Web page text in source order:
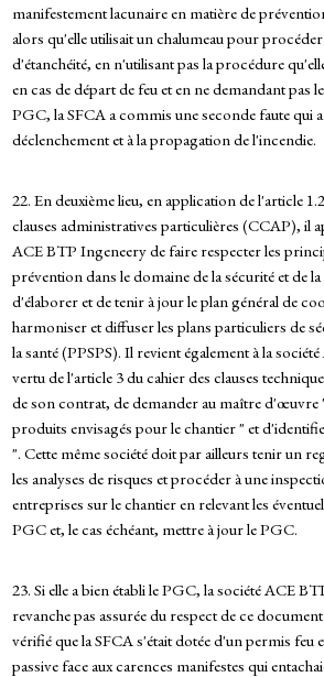
manifestement lacunaire en matière de
alors qu'elle utilisait un chalumeau pour procéder
d'étanchéité, en n'utilisant pas la procédure
en cas de départ de feu et en ne demandant pas
PGC, la SFCA a commis une seconde faute qui
déclenchement et à la propagation de l'incendie.
22. En deuxième lieu, en application de l'article
clauses administratives particulières (CCAP), il
ACE BTP Ingeneery de faire respecter les
prévention dans le domaine de la sécurité et de
d'élaborer et de tenir à jour le plan général de
harmoniser et diffuser les plans particuliers de
la santé (PPSPS). Il revient également à la
vertu de l'article 3 du cahier des clauses
de son contrat, de demander au maître d'œuvre
produits envisagés pour le chantier " et
". Cette même société doit par ailleurs tenir un
les analyses de risques et procéder à une
entreprises sur le chantier en relevant les
PGC et, le cas échéant, mettre à jour le PGC.
23. Si elle a bien établi le PGC, la société ACE
revanche pas assurée du respect de ce
vérifié que la SFCA s'était dotée d'un permis feu
passive face aux carences manifestes qui